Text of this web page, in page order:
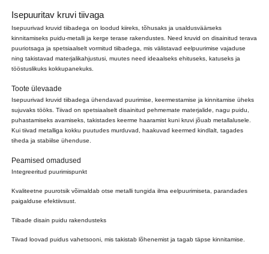
Isepuuritav kruvi tiivaga
Isepuurivad kruvid tiibadega on loodud kiireks, tõhusaks ja usaldusväärseks
kinnitamiseks puidu-metalli ja kerge terase rakendustes. Need kruvid on disainitud terava
puuriotsaga ja spetsiaalselt vormitud tiibadega, mis välistavad eelpuurimise vajaduse
ning takistavad materjalikahjustusi, muutes need ideaalseks ehituseks, katuseks ja
tööstuslikuks kokkupanekuks.
Toote ülevaade
Isepuurivad kruvid tiibadega ühendavad puurimise, keermestamise ja kinnitamise üheks
sujuvaks tööks. Tiivad on spetsiaalselt disainitud pehmemate materjalide, nagu puidu,
puhastamiseks avamiseks, takistades keerme haaramist kuni kruvi jõuab metallalusele.
Kui tiivad metalliga kokku puutudes murduvad, haakuvad keermed kindlalt, tagades
tiheda ja stabiilse ühenduse.
Peamised omadused
Integreeritud puurimispunkt
Kvaliteetne puurotsik võimaldab otse metalli tungida ilma eelpuurimiseta, parandades
paigalduse efektiivsust.
Tiibade disain puidu rakendusteks
Tiivad loovad puidus vahetsooni, mis takistab lõhenemist ja tagab täpse kinnitamise.